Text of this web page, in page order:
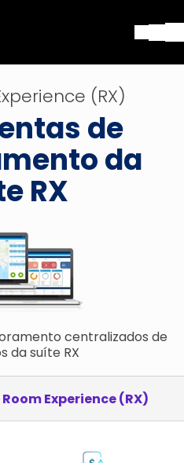
ASSINE NOSSA
(RX)
de
da
RX
centralizados de
da suíte RX
Experience (RX)